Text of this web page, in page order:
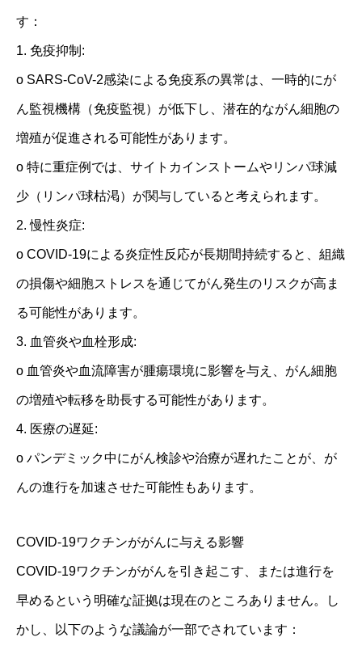
す：
1. 免疫抑制:
o SARS-CoV-2感染による免疫系の異常は、一時的にが
ん監視機構（免疫監視）が低下し、潜在的ながん細胞の
増殖が促進される可能性があります。
o 特に重症例では、サイトカインストームやリンパ球減
少（リンパ球枯渇）が関与していると考えられます。
2. 慢性炎症:
o COVID-19による炎症性反応が長期間持続すると、組織
の損傷や細胞ストレスを通じてがん発生のリスクが高ま
る可能性があります。
3. 血管炎や血栓形成:
o 血管炎や血流障害が腫瘍環境に影響を与え、がん細胞
の増殖や転移を助長する可能性があります。
4. 医療の遅延:
o パンデミック中にがん検診や治療が遅れたことが、が
んの進行を加速させた可能性もあります。
COVID-19ワクチンががんに与える影響
COVID-19ワクチンががんを引き起こす、または進行を
早めるという明確な証拠は現在のところありません。し
かし、以下のような議論が一部でされています：